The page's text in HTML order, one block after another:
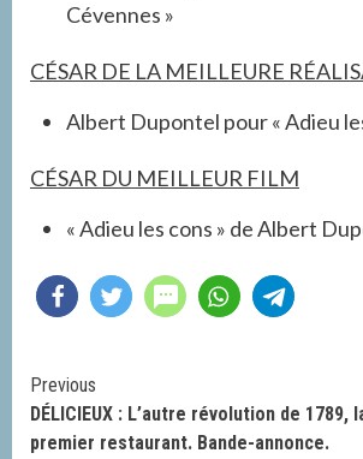
Cévennes »
CÉSAR DE LA MEILLEURE
Albert Dupontel pour « Adieu
CÉSAR DU MEILLEUR FILM
« Adieu les cons » de Albert
Continue
Reading
Previous
DÉLICIEUX : L’autre révolution de 1789,
premier restaurant. Bande-annonce.